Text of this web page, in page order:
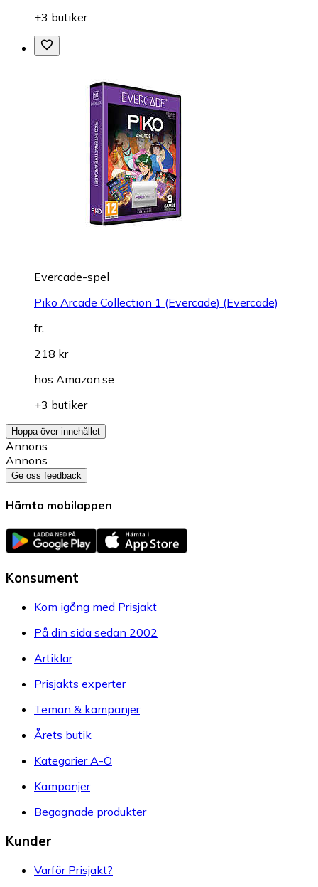
+3 butiker
Evercade-spel
Piko Arcade Collection 1 (Evercade) (Evercade)
fr.
218 kr
hos Amazon.se
+3 butiker
Hoppa över innehållet
Annons
Annons
Ge oss feedback
Hämta mobilappen
Konsument
Kom igång med Prisjakt
På din sida sedan 2002
Artiklar
Prisjakts experter
Teman & kampanjer
Årets butik
Kategorier A-Ö
Kampanjer
Begagnade produkter
Kunder
Varför Prisjakt?